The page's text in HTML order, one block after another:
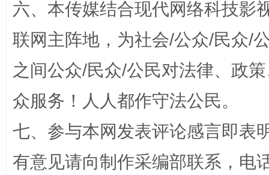
在谋一域中谋全局
六、本传媒结合现代网络科技影
联网主阵地，为社会/公众/民众/
之间公众/民众/公民对法律、政
众服务！人人都作守法公民。
七、参与本网发表评论感言即表
有意见请向制作采编部联系，电